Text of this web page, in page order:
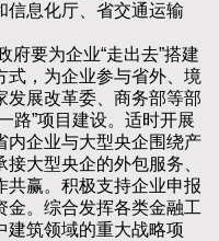
信息化厅、省交通运输
要为企业“走出去”搭建
式，为企业参与省外、境
发展改革委、商务部等部
路”项目建设。适时开展
内企业与大型央企围绕产
大型央企的外包服务、
共赢。积极支持企业申报
金。综合发挥各类金融工
建筑领域的重大战略项